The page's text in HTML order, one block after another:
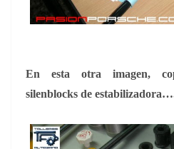
En esta otra imagen,
silenblocks de